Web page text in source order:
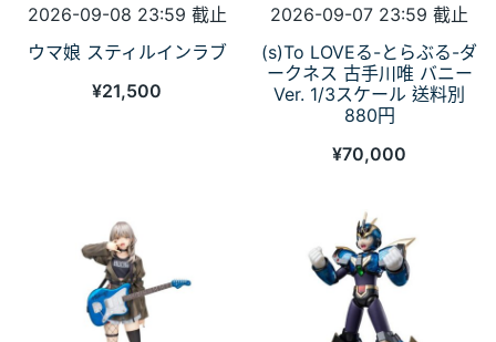
2026-09-08 23:59 截止
ウマ娘 スティルインラブ
¥21,500
2026-09-07 23:59 截止
(s)To LOVEる-とらぶる-ダ
ークネス 古手川唯 バニー
Ver. 1/3スケール 送料別
880円
¥70,000